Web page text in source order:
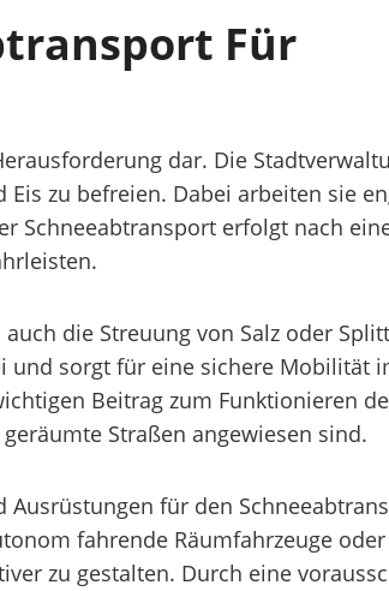
Für
dar. Die
zu befreien. Dabei arbeiten sie
Schneeabtransport erfolgt nach
die Streuung von Salz oder
und sorgt für eine sichere Mobilität
Beitrag zum Funktionieren
Straßen angewiesen sind.
für den
fahrende Räumfahrzeuge
zu gestalten. Durch eine